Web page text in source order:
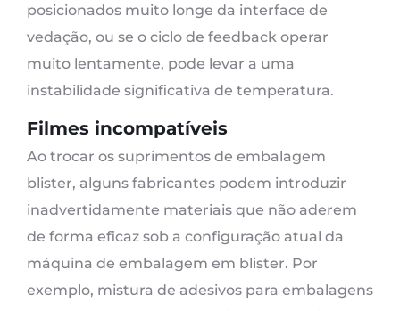
posicionados muito longe da interface de
vedação, ou se o ciclo de feedback operar
muito lentamente, pode levar a uma
instabilidade significativa de temperatura.
Filmes incompatíveis
Ao trocar os suprimentos de embalagem
blister, alguns fabricantes podem introduzir
inadvertidamente materiais que não aderem
de forma eficaz sob a configuração atual da
máquina de embalagem em blister. Por
exemplo, mistura de adesivos para embalagens